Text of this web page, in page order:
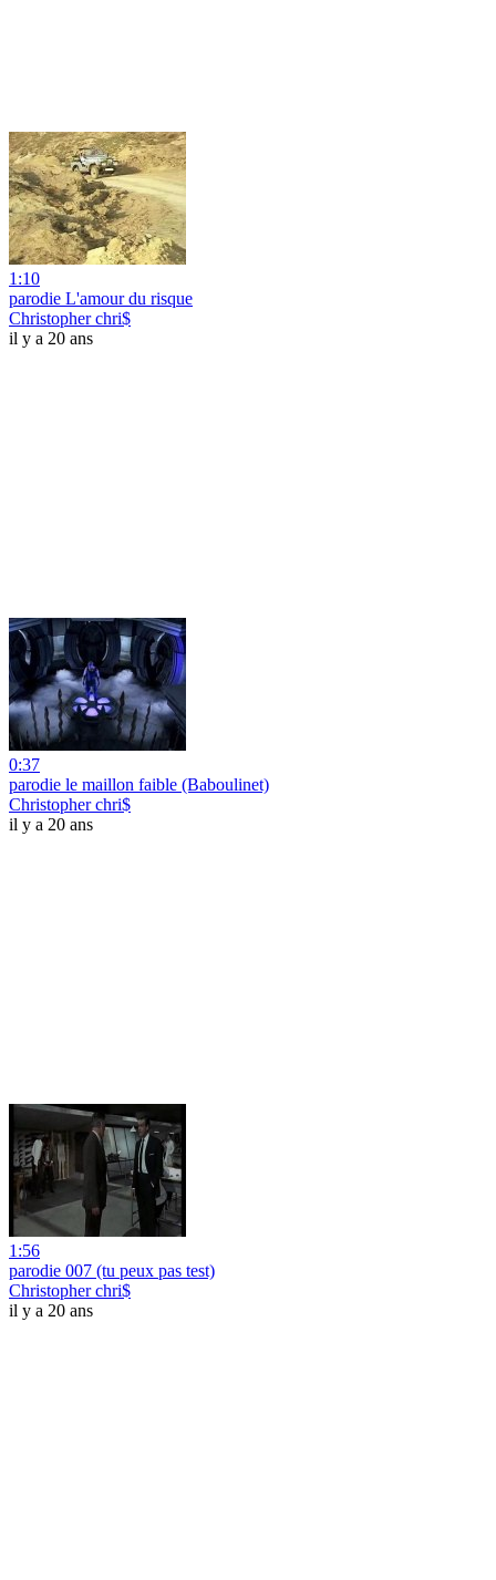
1:10
parodie L'amour du risque
Christopher chri$
il y a 20 ans
0:37
parodie le maillon faible (Baboulinet)
Christopher chri$
il y a 20 ans
1:56
parodie 007 (tu peux pas test)
Christopher chri$
il y a 20 ans